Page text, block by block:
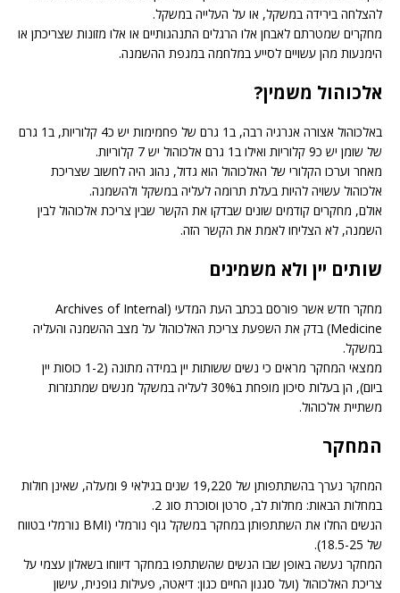
להצלחה בירידה במשקל, או על העלייה במשקל.
מחקרים שמטרתם לאבחן אלו הרגלים התנהגותיים או אלו מזונות שצריכתן או
הימנעות מהן עשויים לסייע במלחמה במגפת ההשמנה.
אלכוהול משמין?
באלכוהול אצורה אנרגיה רבה, ב1 גרם של פחמימות יש כ4 קלוריות, ב1 גרם
של שומן יש כ9 קלוריות ואילו ב1 גרם אלכוהול יש 7 קלוריות.
מאחר וערכו הקלורי של האלכוהול הוא גדול, נהוג היה לחשוב שצריכת
אלכוהול עשויה להיות בעלת תרומה לעליה במשקל ולהשמנה.
אולם, מחקרים קודמים שונים שבדקו את הקשר שבין צריכת אלכוהול לבין
השמנה, לא הצליחו לאמת את הקשר הזה.
שותים יין ולא משמינים
מחקר חדש אשר פורסם בכתב העת המדעי (Archives of Internal
Medicine) בדק את השפעת צריכת האלכוהול על מצב ההשמנה והעליה
במשקל.
ממצאי המחקר מראים כי נשים ששותות יין במידה מתונה (1-2 כוסות יין
ביום), הן בעלות סיכון מופחת ב30% לעליה במשקל מנשים שמתנזרות
משתיית אלכוהול.
המחקר
המחקר נערך בהשתתפותן של 19,220 שנים בגילאי 9 ומעלה, שאינן חולות
במחלות הבאות: מחלות לב, סרטן וסוכרת סוג 2.
הנשים החלו את השתתפותן במחקר במשקל גוף נורמלי (BMI נורמלי בטווח
של 18.5-25).
המחקר נעשה באופן שבו הנשים שהשתתפו במחקר דיווחו בשאלון עצמי על
צריכת האלכוהול (ועל סגנון החיים כגון: דיאטה, פעילות גופנית, עישון